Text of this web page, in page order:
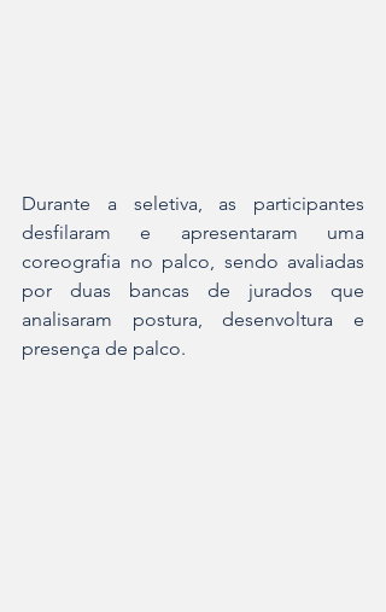
Durante a seletiva, as participantes
desfilaram e apresentaram uma
coreografia no palco, sendo avaliadas
por duas bancas de jurados que
analisaram postura, desenvoltura e
presença de palco.